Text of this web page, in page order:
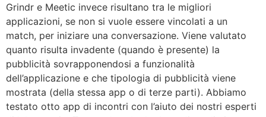
Grindr e Meetic invece risultano tra le migliori
applicazioni, se non si vuole essere vincolati a un
match, per iniziare una conversazione. Viene valutato
quanto risulta invadente (quando è presente) la
pubblicità sovrapponendosi a funzionalità
dell’applicazione e che tipologia di pubblicità viene
mostrata (della stessa app o di terze parti). Abbiamo
testato otto app di incontri con l’aiuto dei nostri esperti